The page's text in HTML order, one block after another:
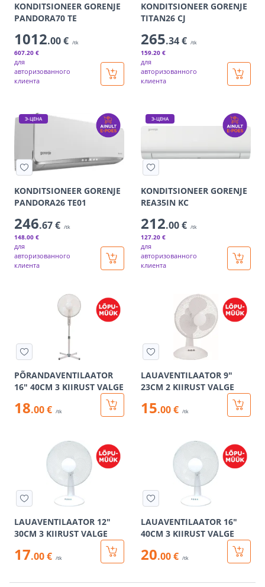
KONDITSIONEER GORENJE
PANDORA70 TE
1012.00 € /tk
607.20 €
для
авторизованного
клиента
KONDITSIONEER GORENJE
TITAN26 CJ
265.34 € /tk
159.20 €
для
авторизованного
клиента
Э-ЦЕНА
KONDITSIONEER GORENJE
PANDORA26 TE01
246.67 € /tk
148.00 €
для
авторизованного
клиента
Э-ЦЕНА
KONDITSIONEER GORENJE
REA35IN KC
212.00 € /tk
127.20 €
для
авторизованного
клиента
PÕRANDAVENTILAATOR
16" 40CM 3 KIIRUST VALGE
18.00 € /tk
LAUAVENTILAATOR 9"
23CM 2 KIIRUST VALGE
15.00 € /tk
LAUAVENTILAATOR 12"
30CM 3 KIIRUST VALGE
17.00 € /tk
LAUAVENTILAATOR 16"
40CM 3 KIIRUST VALGE
20.00 € /tk